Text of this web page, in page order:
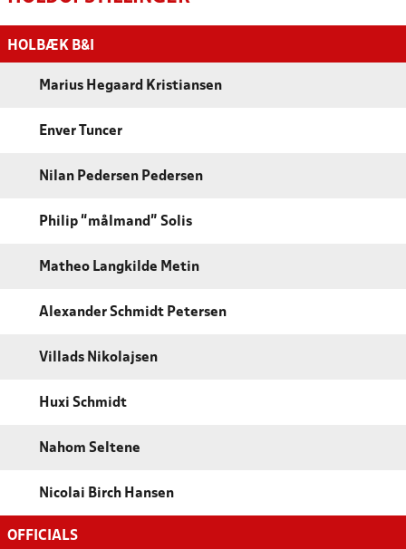
HOLBÆK B&I
Marius Hegaard Kristiansen
Enver Tuncer
Nilan Pedersen Pedersen
Philip “målmand” Solis
Matheo Langkilde Metin
Alexander Schmidt Petersen
Villads Nikolajsen
Huxi Schmidt
Nahom Seltene
Nicolai Birch Hansen
OFFICIALS